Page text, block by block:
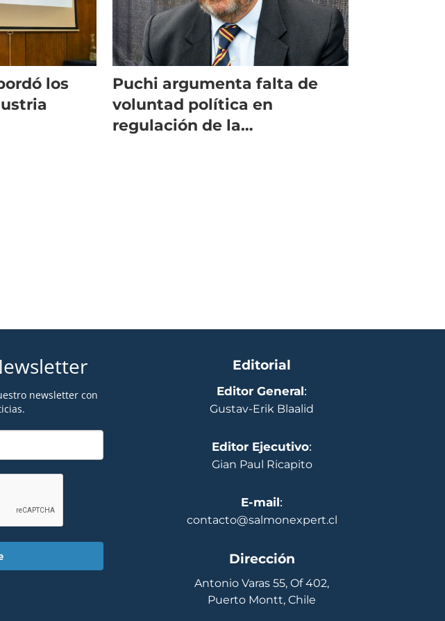
los
Puchi argumenta falta de
voluntad política en
regulación de la
newsletter con
Editorial
Editor General:
Gustav-Erik Blaalid
Editor Ejecutivo:
Gian Paul Ricapito
E-mail:
contacto@salmonexpert.cl
Dirección
Antonio Varas 55, Of 402,
Puerto Montt, Chile